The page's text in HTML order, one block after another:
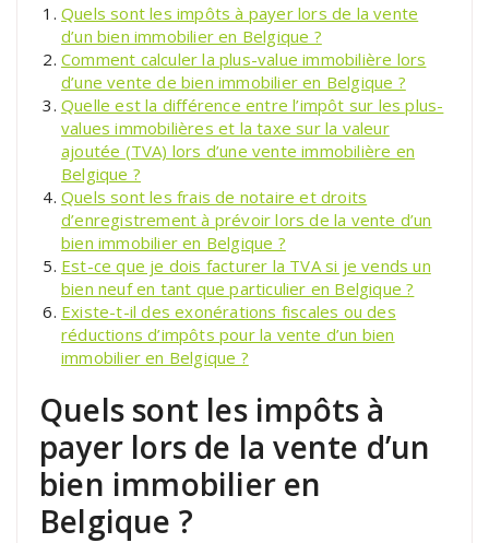
Quels sont les impôts à payer lors de la vente
d’un bien immobilier en Belgique ?
Comment calculer la plus-value immobilière lors
d’une vente de bien immobilier en Belgique ?
Quelle est la différence entre l’impôt sur les plus-
values immobilières et la taxe sur la valeur
ajoutée (TVA) lors d’une vente immobilière en
Belgique ?
Quels sont les frais de notaire et droits
d’enregistrement à prévoir lors de la vente d’un
bien immobilier en Belgique ?
Est-ce que je dois facturer la TVA si je vends un
bien neuf en tant que particulier en Belgique ?
Existe-t-il des exonérations fiscales ou des
réductions d’impôts pour la vente d’un bien
immobilier en Belgique ?
Quels sont les impôts à
payer lors de la vente d’un
bien immobilier en
Belgique ?